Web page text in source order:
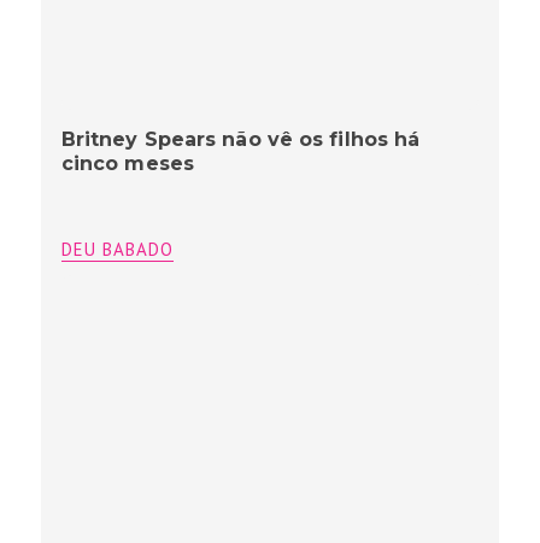
Britney Spears não vê os filhos há
cinco meses
DEU BABADO